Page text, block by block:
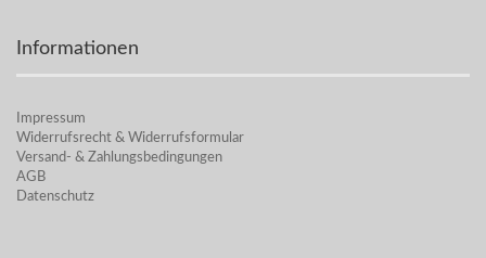
Informationen
Impressum
Widerrufsrecht & Widerrufsformular
Versand- & Zahlungsbedingungen
AGB
Datenschutz